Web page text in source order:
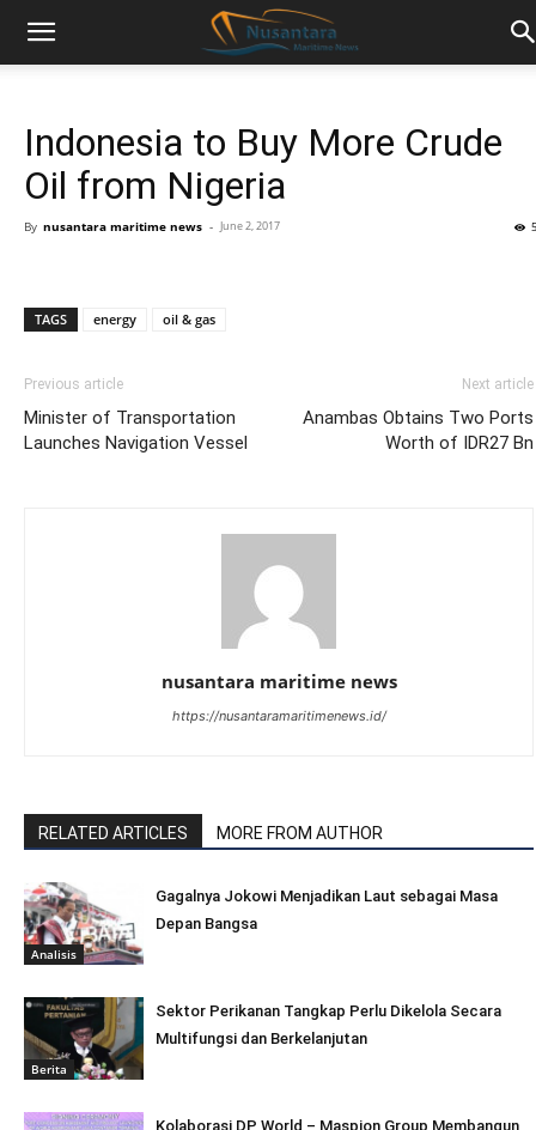
Indonesia to Buy More Crude
Oil from Nigeria
By nusantara maritime news - June 2, 2017
TAGS energy oil & gas
Previous article
Minister of Transportation
Launches Navigation Vessel
Next article
Anambas Obtains Two Ports
Worth of IDR27 Bn
nusantara maritime news
https://nusantaramaritimenews.id/
RELATED ARTICLES MORE FROM AUTHOR
Analisis
Gagalnya Jokowi Menjadikan Laut sebagai Masa
Depan Bangsa
Berita
Sektor Perikanan Tangkap Perlu Dikelola Secara
Multifungsi dan Berkelanjutan
Kolaborasi DP World – Maspion Group Membangun